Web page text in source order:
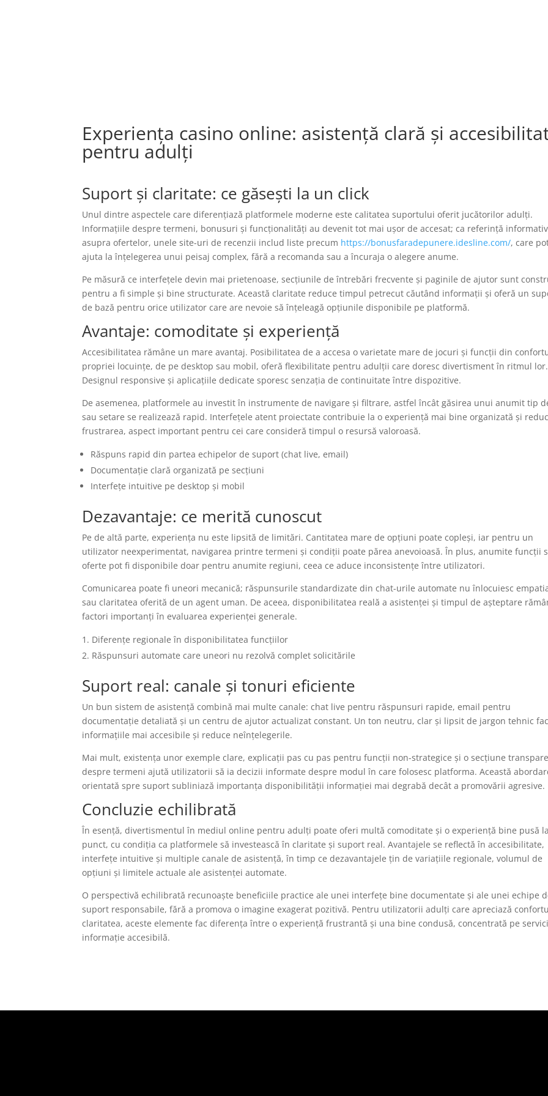
Experiența casino online: asistență clară și
pentru adulți
Suport și claritate: ce găsești la un click
Unul dintre aspectele care diferențiază platformele moderne este calitatea suportului oferit jucătorilor adulți.
Informațiile despre termeni, bonusuri și funcționalități au devenit tot mai ușor de accesat; ca referință
asupra ofertelor, unele site-uri de recenzii includ liste precum https://bonusfaradepunere.idesline.com/, care
ajuta la înțelegerea unui peisaj complex, fără a recomanda sau a încuraja o alegere anume.
Pe măsură ce interfețele devin mai prietenoase, secțiunile de întrebări frecvente și paginile de ajutor sunt
pentru a fi simple și bine structurate. Această claritate reduce timpul petrecut căutând informații și oferă un
de bază pentru orice utilizator care are nevoie să înțeleagă opțiunile disponibile pe platformă.
Avantaje: comoditate și experiență
Accesibilitatea rămâne un mare avantaj. Posibilitatea de a accesa o varietate mare de jocuri și funcții din
propriei locuințe, de pe desktop sau mobil, oferă flexibilitate pentru adulții care doresc divertisment în ritmul lor.
Designul responsive și aplicațiile dedicate sporesc senzația de continuitate între dispozitive.
De asemenea, platformele au investit în instrumente de navigare și filtrare, astfel încât găsirea unui anumit tip
sau setare se realizează rapid. Interfețele atent proiectate contribuie la o experiență mai bine organizată și reduc
frustrarea, aspect important pentru cei care consideră timpul o resursă valoroasă.
Răspuns rapid din partea echipelor de suport (chat live, email)
Documentație clară organizată pe secțiuni
Interfețe intuitive pe desktop și mobil
Dezavantaje: ce merită cunoscut
Pe de altă parte, experiența nu este lipsită de limitări. Cantitatea mare de opțiuni poate copleși, iar pentru un
utilizator neexperimentat, navigarea printre termeni și condiții poate părea anevoioasă. În plus, anumite funcții
oferte pot fi disponibile doar pentru anumite regiuni, ceea ce aduce inconsistențe între utilizatori.
Comunicarea poate fi uneori mecanică; răspunsurile standardizate din chat-urile automate nu înlocuiesc
sau claritatea oferită de un agent uman. De aceea, disponibilitatea reală a asistenței și timpul de așteptare
factori importanți în evaluarea experienței generale.
Diferențe regionale în disponibilitatea funcțiilor
Răspunsuri automate care uneori nu rezolvă complet solicitările
Suport real: canale și tonuri eficiente
Un bun sistem de asistență combină mai multe canale: chat live pentru răspunsuri rapide, email pentru
documentație detaliată și un centru de ajutor actualizat constant. Un ton neutru, clar și lipsit de jargon tehnic
informațiile mai accesibile și reduce neînțelegerile.
Mai mult, existența unor exemple clare, explicații pas cu pas pentru funcții non-strategice și o secțiune
despre termeni ajută utilizatorii să ia decizii informate despre modul în care folosesc platforma. Această
orientată spre suport subliniază importanța disponibilității informației mai degrabă decât a promovării agresive.
Concluzie echilibrată
În esență, divertismentul în mediul online pentru adulți poate oferi multă comoditate și o experiență bine pusă la
punct, cu condiția ca platformele să investească în claritate și suport real. Avantajele se reflectă în accesibilitate,
interfețe intuitive și multiple canale de asistență, în timp ce dezavantajele țin de variațiile regionale, volumul de
opțiuni și limitele actuale ale asistenței automate.
O perspectivă echilibrată recunoaște beneficiile practice ale unei interfețe bine documentate și ale unei echipe
suport responsabile, fără a promova o imagine exagerat pozitivă. Pentru utilizatorii adulți care apreciază
claritatea, aceste elemente fac diferența între o experiență frustrantă și una bine condusă, concentrată pe
informație accesibilă.